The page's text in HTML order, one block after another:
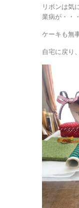
リボンは気
業病が・・・
ケーキも無
自宅に戻り